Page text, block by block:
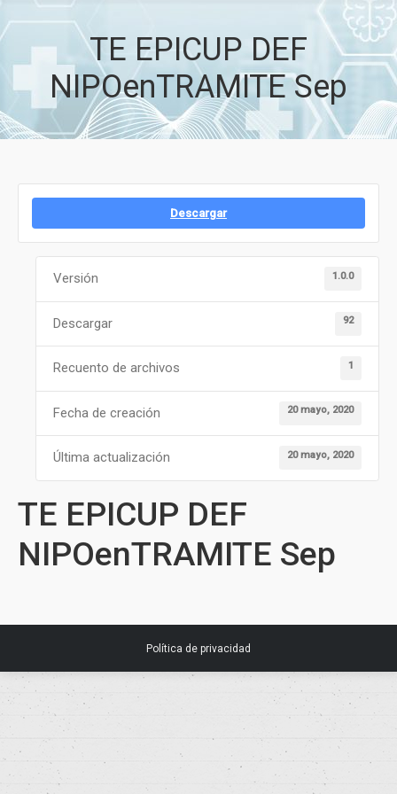
TE EPICUP DEF
NIPOenTRAMITE Sep
Descargar
Versión 1.0.0
Descargar 92
Recuento de archivos 1
Fecha de creación 20 mayo, 2020
Última actualización 20 mayo, 2020
TE EPICUP DEF
NIPOenTRAMITE Sep
Política de privacidad